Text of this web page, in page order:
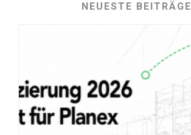
NEUESTE BEITRÄGE